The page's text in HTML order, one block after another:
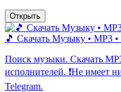
Открыть
🎵 Скачать Музыку • MP3
Поиск музыки. Скачать
исполнителей. ❗️Не имеет
Telegram.